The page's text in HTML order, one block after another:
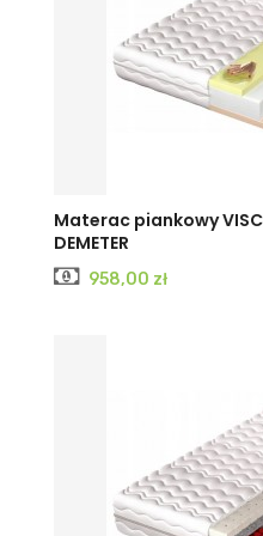
Materac piankowy
DEMETER
Cena
958,00 zł